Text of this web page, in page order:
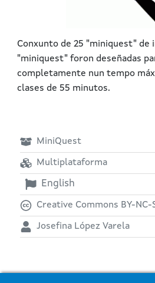
Conxunto de 25 "miniquest" de
"miniquest" foron deseñadas
completamente nun tempo
clases de 55 minutos.
MiniQuest
Multiplataforma
English
Creative Commons BY-NC-
Josefina López Varela